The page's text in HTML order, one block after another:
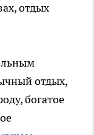
отдых
отдых,
богатое